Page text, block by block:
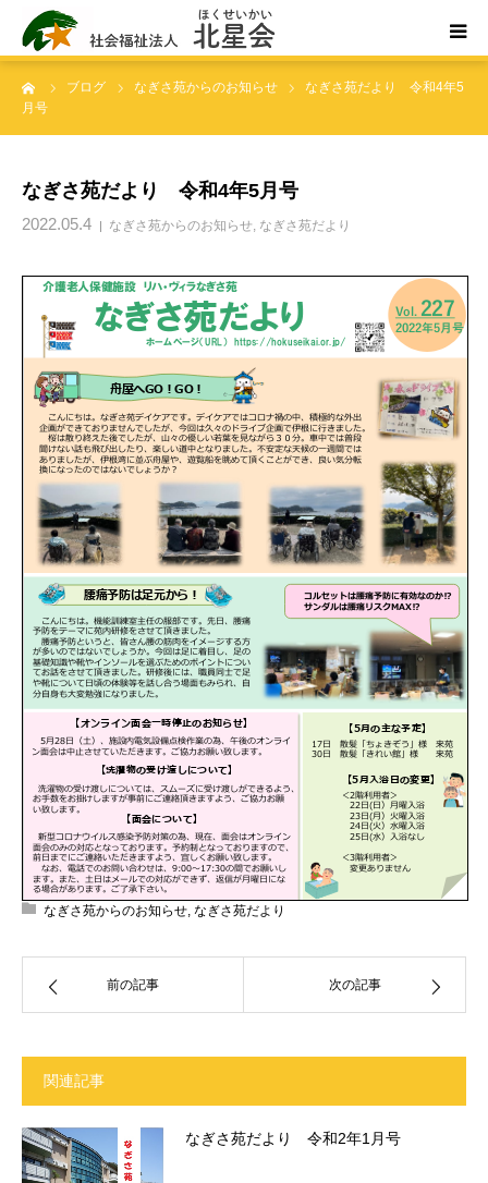
ブログ なぎさ苑からのお知らせ
なぎさ苑だより 令和4年5
月号
なぎさ苑だより 令和4年5月号
2022.05.4 なぎさ苑からのお知らせ, なぎさ苑だより
なぎさ苑からのお知らせ, なぎさ苑だより
前の記事 次の記事
関連記事
なぎさ苑だより 令和2年1月号
ホーム
事業所案内・ご利用案内
お問い合わせ